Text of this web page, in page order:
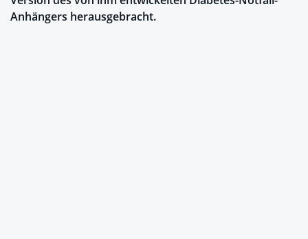
Anhängers herausgebracht.